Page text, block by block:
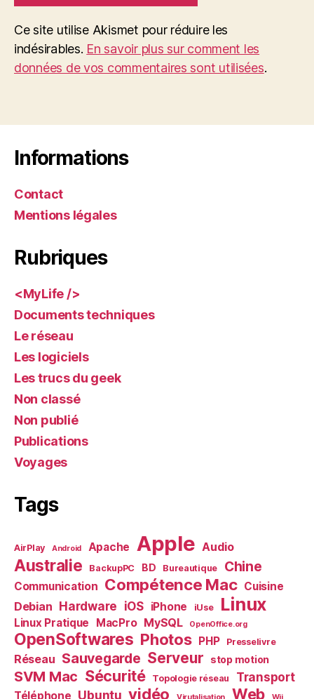
Ce site utilise Akismet pour réduire les
indésirables. En savoir plus sur comment les
données de vos commentaires sont utilisées.
Informations
Contact
Mentions légales
Rubriques
<MyLife />
Documents techniques
Le réseau
Les logiciels
Les trucs du geek
Non classé
Non publié
Publications
Voyages
Tags
AirPlay Android Apache Apple Audio
Australie BackupPC BD Bureautique Chine
Communication Compétence Mac Cuisine
Debian Hardware iOS iPhone iUse Linux
Linux Pratique MacPro MySQL OpenOffice.org
OpenSoftwares Photos PHP Presselivre
Réseau Sauvegarde Serveur stop motion
SVM Mac Sécurité Topologie réseau Transport
Téléphone Ubuntu vidéo Virutalisation Web Wii